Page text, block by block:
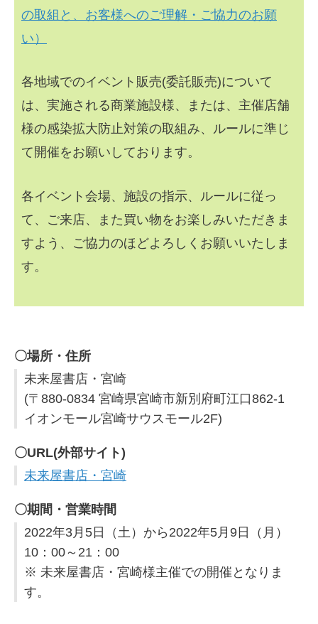
の取組と、お客様へのご理解・ご協力のお願
い）
各地域でのイベント販売(委託販売)について
は、実施される商業施設様、または、主催店舗
様の感染拡大防止対策の取組み、ルールに準じ
て開催をお願いしております。
各イベント会場、施設の指示、ルールに従っ
て、ご来店、また買い物をお楽しみいただきま
すよう、ご協力のほどよろしくお願いいたしま
す。
〇場所・住所
未来屋書店・宮崎
(〒880-0834 宮崎県宮崎市新別府町江口862-1
イオンモール宮崎サウスモール2F)
〇URL(外部サイト)
未来屋書店・宮崎
〇期間・営業時間
2022年3月5日（土）から2022年5月9日（月）
10：00～21：00
※ 未来屋書店・宮崎様主催での開催となりま
す。